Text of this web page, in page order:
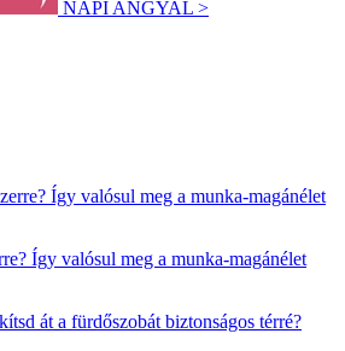
NAPI ANGYAL >
Így valósul meg a munka-magánélet